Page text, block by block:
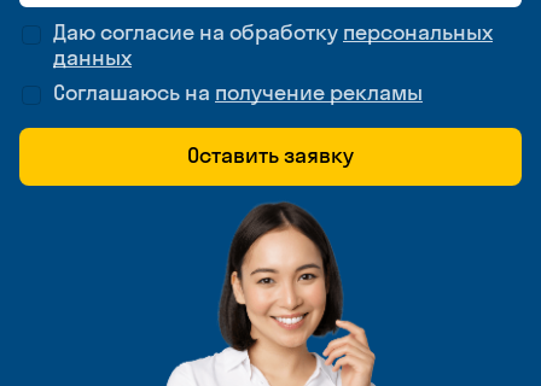
Даю согласие на обработку персональных
данных
Соглашаюсь на получение рекламы
Оставить заявку